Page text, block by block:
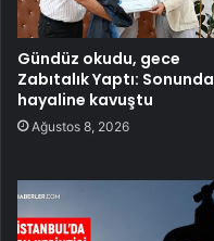
Gündüz okudu, gece
Zabıtalık Yaptı: Sonunda
hayaline kavuştu
Ağustos 8, 2026